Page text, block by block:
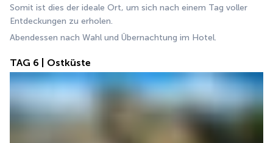
Somit ist dies der ideale Ort, um sich nach einem Tag voller
Entdeckungen zu erholen.
Abendessen nach Wahl und Übernachtung im Hotel.
TAG 6 | Ostküste